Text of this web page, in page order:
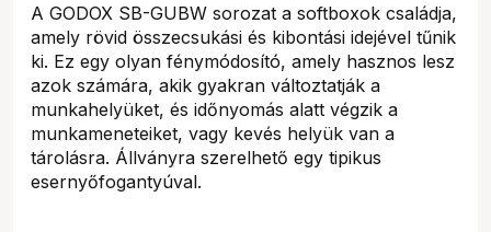
A GODOX SB-GUBW sorozat a softboxok családja,
amely rövid összecsukási és kibontási idejével tűnik
ki. Ez egy olyan fénymódosító, amely hasznos lesz
azok számára, akik gyakran változtatják a
munkahelyüket, és időnyomás alatt végzik a
munkameneteiket, vagy kevés helyük van a
tárolásra. Állványra szerelhető egy tipikus
esernyőfogantyúval.